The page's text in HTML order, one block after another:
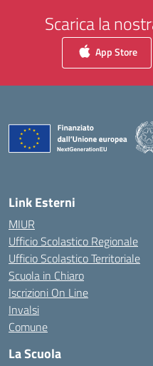
Scarica la
App Store
Link Esterni
MIUR
Ufficio Scolastico Regionale
Ufficio Scolastico Territoriale
Scuola in Chiaro
Iscrizioni On Line
Invalsi
Comune
La Scuola